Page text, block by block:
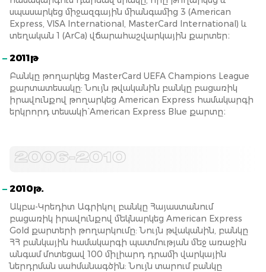
սպասարկեց միջազգային միանգամից 3 (American
Express, VISA International, MasterCard International) և
տեղական 1 (ArCa) վճարահաշվարկային քարտեր։
2011թ
Բանկը թողարկեց MasterCard UEFA Champions League
քարտատեսակը: Նույն թվականին բանկը բացառիկ
իրավունքով թողարկեց American Express համակարգի
երկրորդ տեսակի` American Express Blue քարտը։
2006-2010
2010թ.
Ակբա-Կրեդիտ Ագրիկոլ բանկը Հայաստանում
բացառիկ իրավունքով մեկնարկեց American Express
Gold քարտերի թողարկումը: Նույն թվականին, բանկը
ՀՀ բանկային համակարգի պատմության մեջ առաջին
անգամ մոտեցավ 100 միլիարդ դրամի վարկային
ներդրման սահմանագծին: Նույն տարում բանկը